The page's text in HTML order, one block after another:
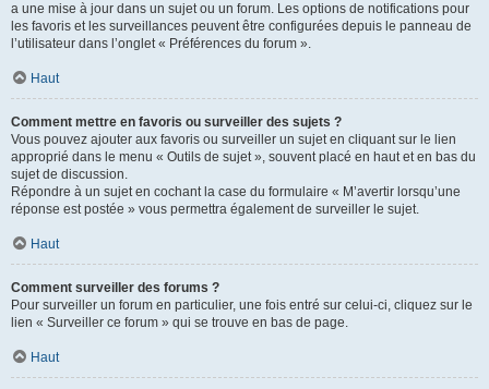
a une mise à jour dans un sujet ou un forum. Les options de notifications pour
les favoris et les surveillances peuvent être configurées depuis le panneau de
l’utilisateur dans l’onglet « Préférences du forum ».
Haut
Comment mettre en favoris ou surveiller des sujets ?
Vous pouvez ajouter aux favoris ou surveiller un sujet en cliquant sur le lien
approprié dans le menu « Outils de sujet », souvent placé en haut et en bas du
sujet de discussion.
Répondre à un sujet en cochant la case du formulaire « M’avertir lorsqu’une
réponse est postée » vous permettra également de surveiller le sujet.
Haut
Comment surveiller des forums ?
Pour surveiller un forum en particulier, une fois entré sur celui-ci, cliquez sur le
lien « Surveiller ce forum » qui se trouve en bas de page.
Haut